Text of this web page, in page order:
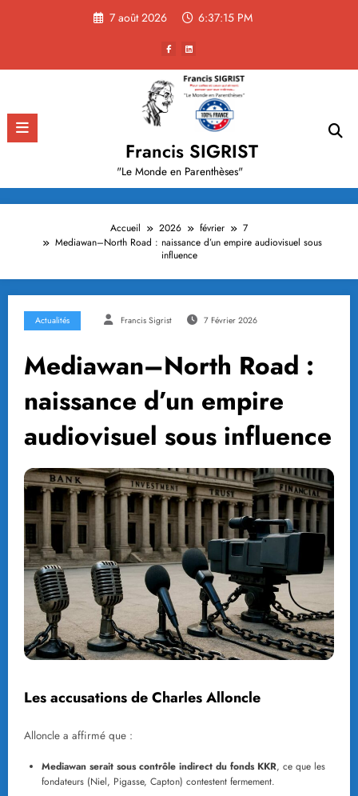
7 août 2026 6:37:16 PM
Francis SIGRIST
"Le Monde en Parenthèses"
Accueil 2026 février
7
Mediawan–North Road : naissance d’un empire audiovisuel sous
influence
Actualités Francis Sigrist 7 Février 2026
Mediawan–North Road :
naissance d’un empire
audiovisuel sous influence
Les accusations de Charles Alloncle
Alloncle a affirmé que :
Mediawan serait sous contrôle indirect du fonds KKR, ce que les
fondateurs (Niel, Pigasse, Capton) contestent fermement.